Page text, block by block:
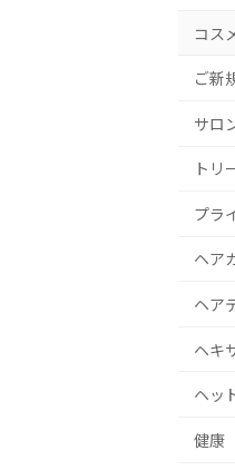
コス
ご新
サロ
トリ
プラ
ヘア
ヘア
ヘキ
ヘッ
健康